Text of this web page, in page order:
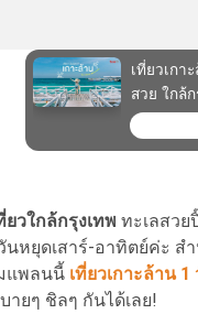
ยวใกล้กรุงเทพ ทะเลสวย
นหยุดเสาร์-อาทิตย์ค่ะ ส
แพลนนี้ เที่ยวเกาะล้าน 1
ายๆ ชิลๆ กันได้เลย!